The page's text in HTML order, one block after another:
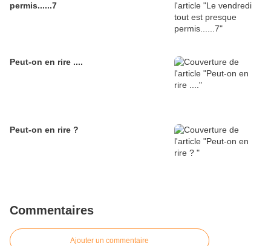
permis......7
Peut-on en rire ....
Peut-on en rire ?
Commentaires
Ajouter un commentaire